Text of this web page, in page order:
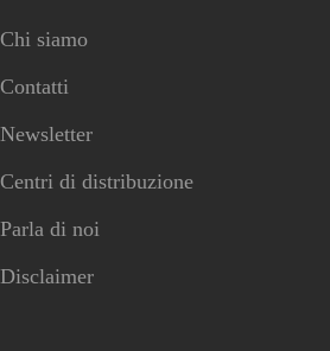
Chi siamo
Contatti
Newsletter
Centri di distribuzione
Parla di noi
Disclaimer